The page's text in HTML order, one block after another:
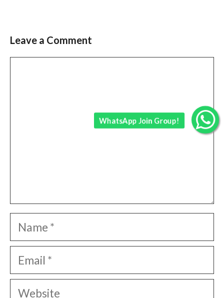
Leave a Comment
Name
Email
Website
WhatsApp Join Group!